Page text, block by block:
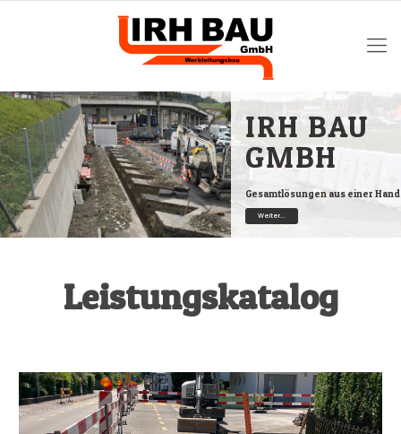
IRH BAU
GMBH
Gesamtlösungen aus einer
Weiter...
Leistungskatalog